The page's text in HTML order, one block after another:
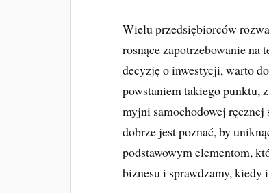
Wielu przedsiębiorców
rosnące zapotrzebowanie na
decyzję o inwestycji, warto
powstaniem takiego punktu,
myjni samochodowej
dobrze jest poznać, by
podstawowym elementom,
biznesu i sprawdzamy, kiedy